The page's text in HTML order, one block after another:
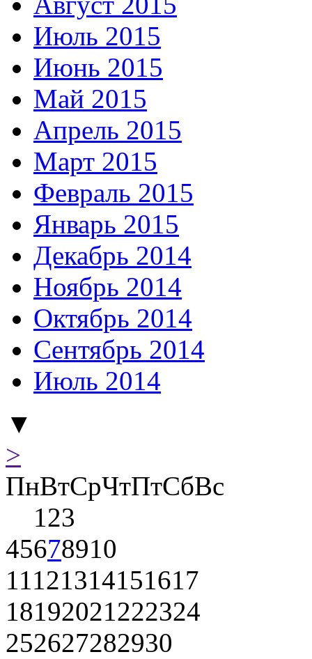
Июль 2015
Июнь 2015
Май 2015
Апрель 2015
Март 2015
Февраль 2015
Январь 2015
Декабрь 2014
Ноябрь 2014
Октябрь 2014
Сентябрь 2014
Июль 2014
▼
>
ПнВтСрЧтПтСбВс
123
45678910
11121314151617
18192021222324
252627282930